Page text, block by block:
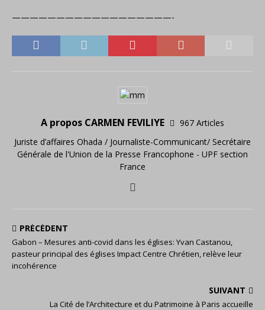
——————————————————-
A propos CARMEN FEVILIYE
967 Articles
Juriste d’affaires Ohada / Journaliste-Communicant/ Secrétaire
Générale de l'Union de la Presse Francophone - UPF section
France
PRÉCÉDENT
Gabon – Mesures anti-covid dans les églises: Yvan Castanou,
pasteur principal des églises Impact Centre Chrétien, relève leur
incohérence
SUIVANT
La Cité de l’Architecture et du Patrimoine à Paris accueille